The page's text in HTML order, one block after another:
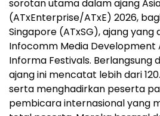
sorotan utama dalam ajang
(ATxEnterprise/ATxE) 2026,
Singapore (ATxSG), ajang yang
Infocomm Media Development
Informa Festivals. Berlangsung
ajang ini mencatat lebih dari
serta menghadirkan peserta
pembicara internasional yang